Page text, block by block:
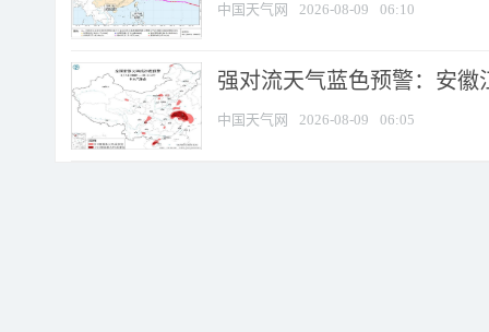
中国天气网 2026-08-09 06:10
强对流天气蓝色预警：安徽
中国天气网 2026-08-09 06:05